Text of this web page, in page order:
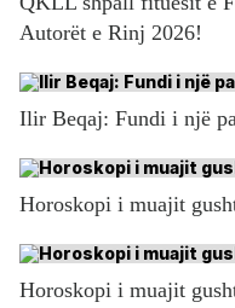
Autorët e Rinj 2026!
Ilir Beqaj: Fundi i një
Horoskopi i muajit
Horoskopi i muajit